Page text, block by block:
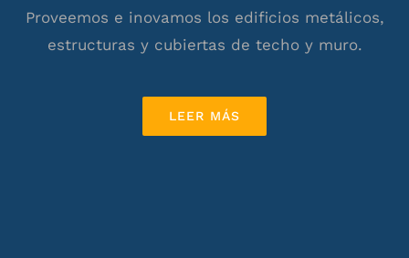
Proveemos e inovamos los edificios metálicos,
estructuras y cubiertas de techo y muro.
LEER MÁS